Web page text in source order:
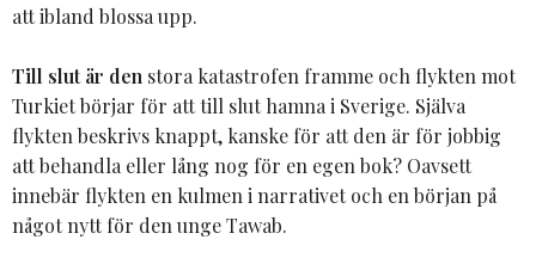
att ibland blossa upp.
Till slut är den stora katastrofen framme och flykten mot
Turkiet börjar för att till slut hamna i Sverige. Själva
flykten beskrivs knappt, kanske för att den är för jobbig
att behandla eller lång nog för en egen bok? Oavsett
innebär flykten en kulmen i narrativet och en början på
något nytt för den unge Tawab.